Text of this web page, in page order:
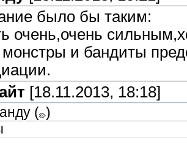
было бы таким:
очень,очень
монстры и бандиты
[18.11.2013, 18:18]
( )